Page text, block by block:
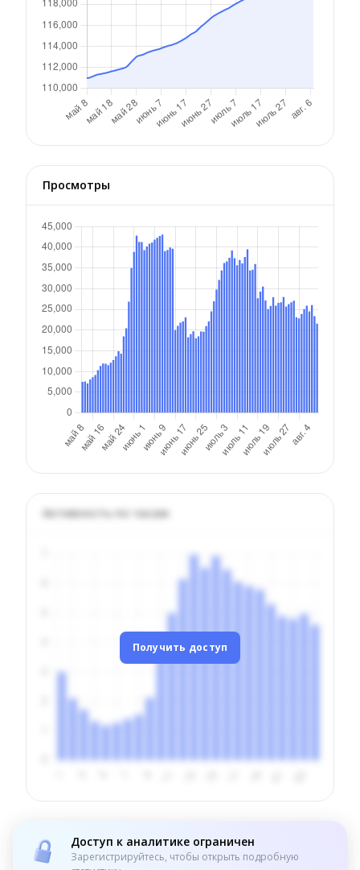
Просмотры
Активность по часам
Получить доступ
Доступ к аналитике ограничен
Зарегистрируйтесь, чтобы открыть подробную